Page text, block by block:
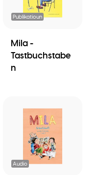
Publikatioun
Mila -
Tastbuchstabe
n
Audio